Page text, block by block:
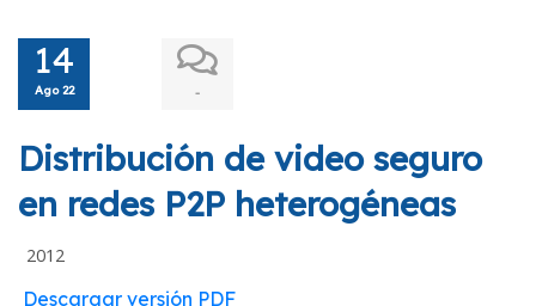
14
Ago 22 -
Distribución de video seguro
en redes P2P heterogéneas
2012
Descargar versión PDF